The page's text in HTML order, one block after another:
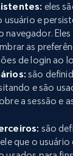
eles
e
navegador.
as
de login ao
são
e são
a sessão e
são
que o